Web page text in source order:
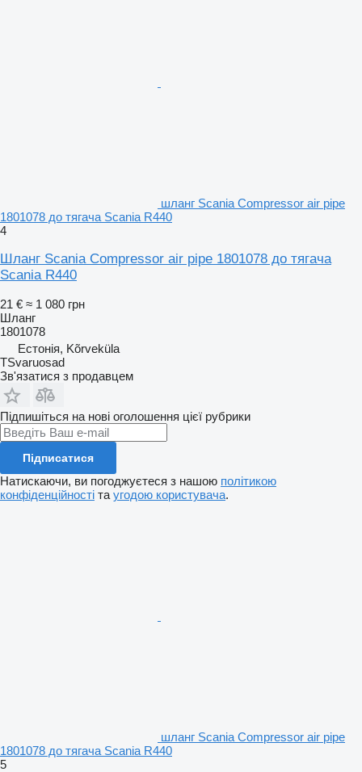
шланг Scania Compressor air pipe
1801078 до тягача Scania R440
4
Шланг Scania Compressor air pipe 1801078 до тягача
Scania R440
21 € ≈ 1 080 грн
Шланг
1801078
Естонія, Kõrveküla
TSvaruosad
Зв'язатися з продавцем
Підпишіться на нові оголошення цієї рубрики
Підписатися
Натискаючи, ви погоджуєтеся з нашою політикою
конфіденційності та угодою користувача.
шланг Scania Compressor air pipe
1801078 до тягача Scania R440
5